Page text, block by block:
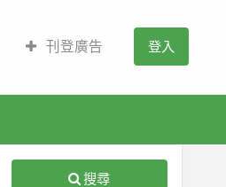
刊登廣告 登入
搜尋